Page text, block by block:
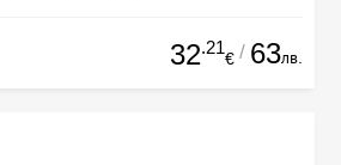
32.21
€ / 63лв.